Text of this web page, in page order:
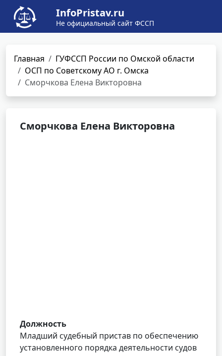
InfoPristav.ru
Не официальный сайт ФССП
Главная
ГУФССП России по Омской области
ОСП по Советскому АО г. Омска
Сморчкова Елена Викторовна
Сморчкова Елена Викторовна
Должность
Младший судебный пристав по обеспечению
установленного порядка деятельности судов